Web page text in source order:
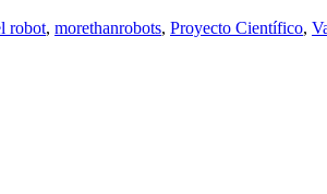
robot, morethanrobots, Proyecto Científico,